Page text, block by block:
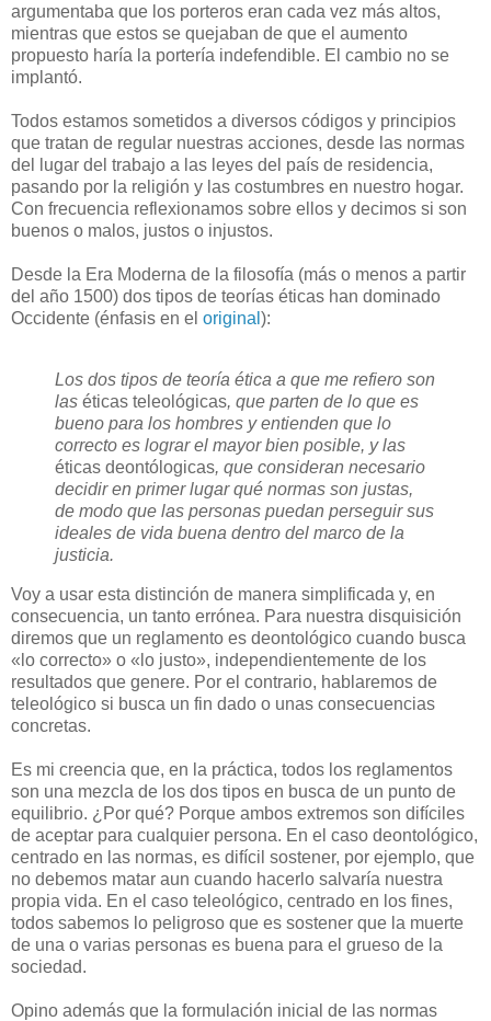
argumentaba que los porteros eran cada vez más altos,
mientras que estos se quejaban de que el aumento
propuesto haría la portería indefendible. El cambio no se
implantó.
Todos estamos sometidos a diversos códigos y principios
que tratan de regular nuestras acciones, desde las normas
del lugar del trabajo a las leyes del país de residencia,
pasando por la religión y las costumbres en nuestro hogar.
Con frecuencia reflexionamos sobre ellos y decimos si son
buenos o malos, justos o injustos.
Desde la Era Moderna de la filosofía (más o menos a partir
del año 1500) dos tipos de teorías éticas han dominado
Occidente (énfasis en el original ):
Los dos tipos de teoría ética a que me refiero son
las éticas teleológicas, que parten de lo que es
bueno para los hombres y entienden que lo
correcto es lograr el mayor bien posible, y las
éticas deontólogicas, que consideran necesario
decidir en primer lugar qué normas son justas,
de modo que las personas puedan perseguir sus
ideales de vida buena dentro del marco de la
justicia.
Voy a usar esta distinción de manera simplificada y, en
consecuencia, un tanto errónea. Para nuestra disquisición
diremos que un reglamento es deontológico cuando busca
«lo correcto» o «lo justo», independientemente de los
resultados que genere. Por el contrario, hablaremos de
teleológico si busca un fin dado o unas consecuencias
concretas.
Es mi creencia que, en la práctica, todos los reglamentos
son una mezcla de los dos tipos en busca de un punto de
equilibrio. ¿Por qué? Porque ambos extremos son difíciles
de aceptar para cualquier persona. En el caso deontológico,
centrado en las normas, es difícil sostener, por ejemplo, que
no debemos matar aun cuando hacerlo salvaría nuestra
propia vida. En el caso teleológico, centrado en los fines,
todos sabemos lo peligroso que es sostener que la muerte
de una o varias personas es buena para el grueso de la
sociedad.
Opino además que la formulación inicial de las normas